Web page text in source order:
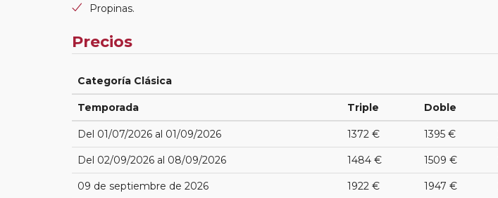
Propinas.
Precios
Categoría Clásica
Temporada Triple Doble
Del 01/07/2026 al 01/09/2026 1372 € 1395 €
Del 02/09/2026 al 08/09/2026 1484 € 1509 €
09 de septiembre de 2026 1922 € 1947 €